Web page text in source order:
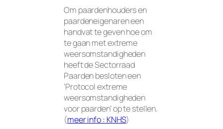
Om paardenhouders en
paardeneigenaren een
handvat te geven hoe om
te gaan met extreme
weersomstandigheden
heeft de Sectorraad
Paarden besloten een
‘Protocol extreme
weersomstandigheden
voor paarden’ op te stellen.
(meer info : KNHS)